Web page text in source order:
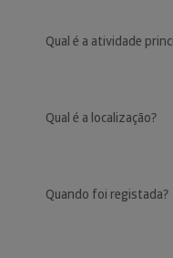
Qual é a atividade
Qual é a localização?
Quando foi registada?